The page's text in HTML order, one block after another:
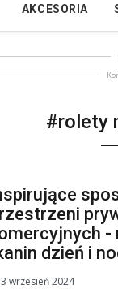
AKCESORIA
#rolety
-
dzień i
3 wrzesień 2024